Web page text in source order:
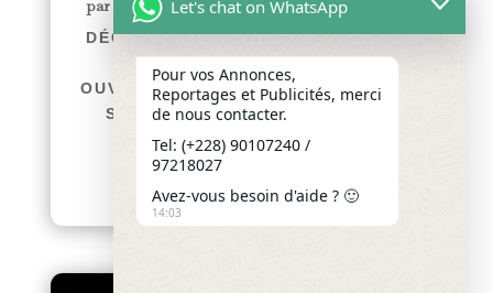
par Yawo KLOUSSE|Juil 29, 2026|Actualités
DÉCÈS DE THOMAS ATTISSOUGBE
EN FRANCE : UNE ENQUÊTE
OUVERTE POUR FAIRE LA LUMIÈRE
SUR LES CIRCONSTANCES DU
DRAME afriquenligne.tg La
communauté...
lire plus
Let's chat on WhatsApp
Pour vos Annonces,
Reportages et Publicités, merci
de nous contacter.
Tel: (+228) 90107240 /
97218027
Avez-vous besoin d'aide ? 🙂
14:03